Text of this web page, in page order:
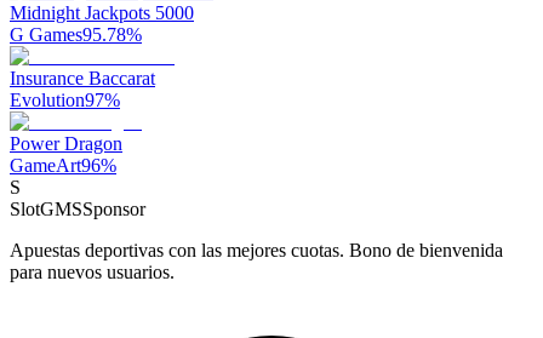
Midnight Jackpots 5000
G Games95.78%
Insurance Baccarat
Evolution97%
Power Dragon
GameArt96%
S
SlotGMSSponsor
Apuestas deportivas con las mejores cuotas. Bono de bienvenida
para nuevos usuarios.